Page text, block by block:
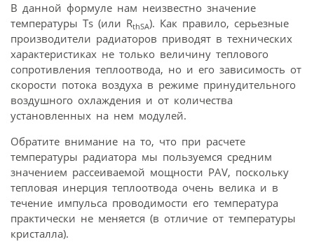
В данной формуле нам неизвестно значение
температуры Ts (или RthSA). Как правило, серьезные
производители радиаторов приводят в технических
характеристиках не только величину теплового
сопротивления теплоотвода, но и его зависимость от
скорости потока воздуха в режиме принудительного
воздушного охлаждения и от количества
установленных на нем модулей.
Обратите внимание на то, что при расчете
температуры радиатора мы пользуемся средним
значением рассеиваемой мощности PAV, поскольку
тепловая инерция теплоотвода очень велика и в
течение импульса проводимости его температура
практически не меняется (в отличие от температуры
кристалла).